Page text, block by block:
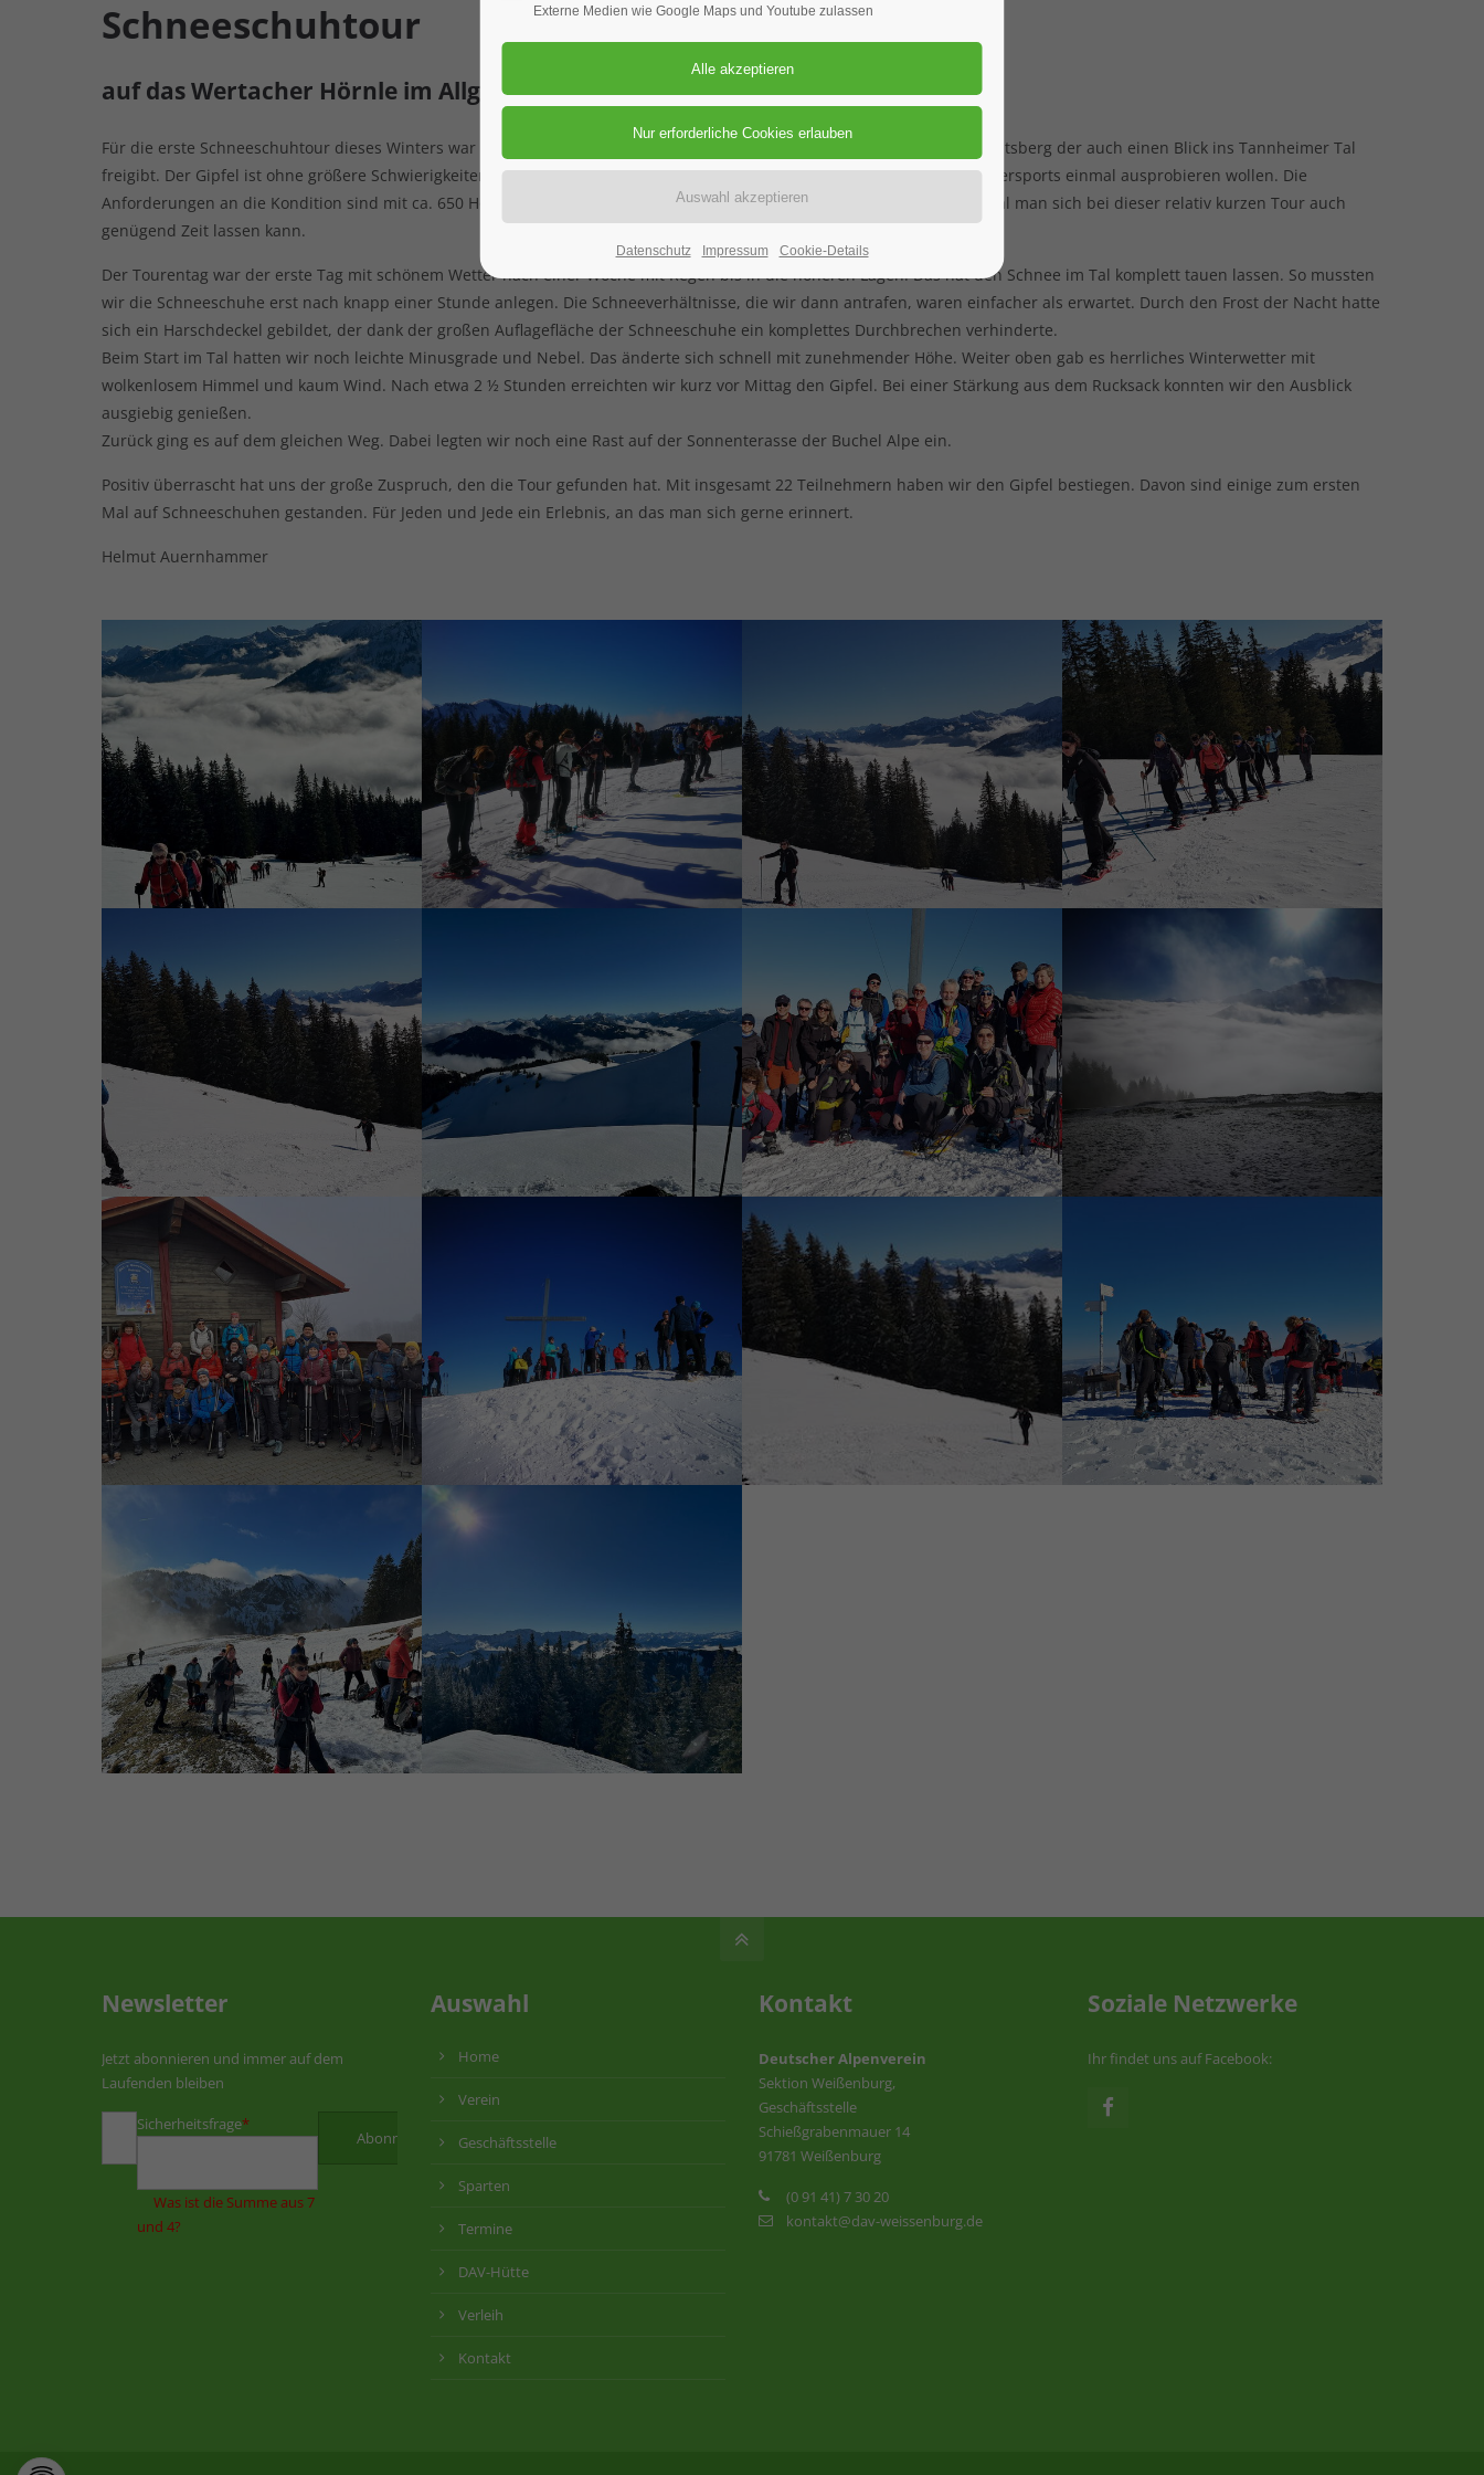
Schneeschuhtour
auf das Wertacher Hörnle im Allgäu
Für die erste Schneeschuhtour dieses Winters war das Wertacher Hörnle (1.695 m) unser Ziel. Das ist ein schöner Aussichtsberg der auch einen Blick ins Tannheimer Tal
freigibt. Der Gipfel ist ohne größere Schwierigkeiten zu begehen. Also auch geeignet für Neulinge, die diese Art des Wintersports einmal ausprobieren wollen. Die
Anforderungen an die Kondition sind mit ca. 650 Höhenmetern auch für weniger trainierte Teilnehmer im Rahmen. Zumal man sich bei dieser relativ kurzen Tour auch
genügend Zeit lassen kann.
Der Tourentag war der erste Tag mit schönem Wetter nach einer Woche mit Regen bis in die höheren Lagen. Das hat den Schnee im Tal komplett tauen lassen. So mussten
wir die Schneeschuhe erst nach knapp einer Stunde anlegen. Die Schneeverhältnisse, die wir dann antrafen, waren einfacher als erwartet. Durch den Frost der Nacht hatte
sich ein Harschdeckel gebildet, der dank der großen Auflagefläche der Schneeschuhe ein komplettes Durchbrechen verhinderte.
Beim Start im Tal hatten wir noch leichte Minusgrade und Nebel. Das änderte sich schnell mit zunehmender Höhe. Weiter oben gab es herrliches Winterwetter mit
wolkenlosem Himmel und kaum Wind. Nach etwa 2 ½ Stunden erreichten wir kurz vor Mittag den Gipfel. Bei einer Stärkung aus dem Rucksack konnten wir den Ausblick
ausgiebig genießen.
Zurück ging es auf dem gleichen Weg. Dabei legten wir noch eine Rast auf der Sonnenterasse der Buchel Alpe ein.
Positiv überrascht hat uns der große Zuspruch, den die Tour gefunden hat. Mit insgesamt 22 Teilnehmern haben wir den Gipfel bestiegen. Davon sind einige zum ersten
Mal auf Schneeschuhen gestanden. Für Jeden und Jede ein Erlebnis, an das man sich gerne erinnert.
Helmut Auernhammer
Newsletter
Jetzt abonnieren und immer auf dem
Laufenden bleiben
Sicherheitsfrage*
Was ist die Summe aus 7
und 4?
Auswahl
Home
Verein
Geschäftsstelle
Sparten
Termine
DAV-Hütte
Verleih
Kontakt
Kontakt
Deutscher Alpenverein
Sektion Weißenburg,
Geschäftsstelle
Schießgrabenmauer 14
91781 Weißenburg
(0 91 41) 7 30 20
kontakt@dav-weissenburg.de
Soziale Netzwerke
Ihr findet uns auf Facebook:
Externe Medien wie Google Maps und Youtube zulassen
Datenschutz Impressum Cookie-Details